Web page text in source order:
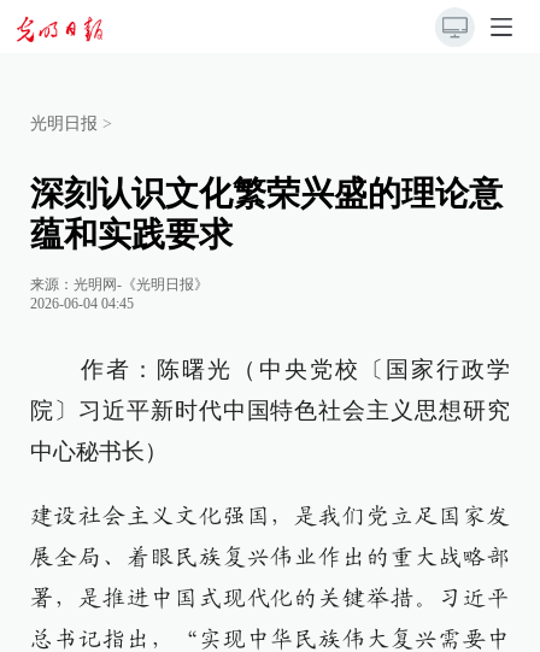
光明日报 >
深刻认识文化繁荣兴盛的理论意
蕴和实践要求
来源： 光明网-《光明日报》
2026-06-04 04:45
作者：陈曙光（中央党校〔国家行政学
院〕习近平新时代中国特色社会主义思想研究
中心秘书长）
建设社会主义文化强国，是我们党立足国家发
展全局、着眼民族复兴伟业作出的重大战略部
署，是推进中国式现代化的关键举措。习近平
总书记指出，“实现中华民族伟大复兴需要中